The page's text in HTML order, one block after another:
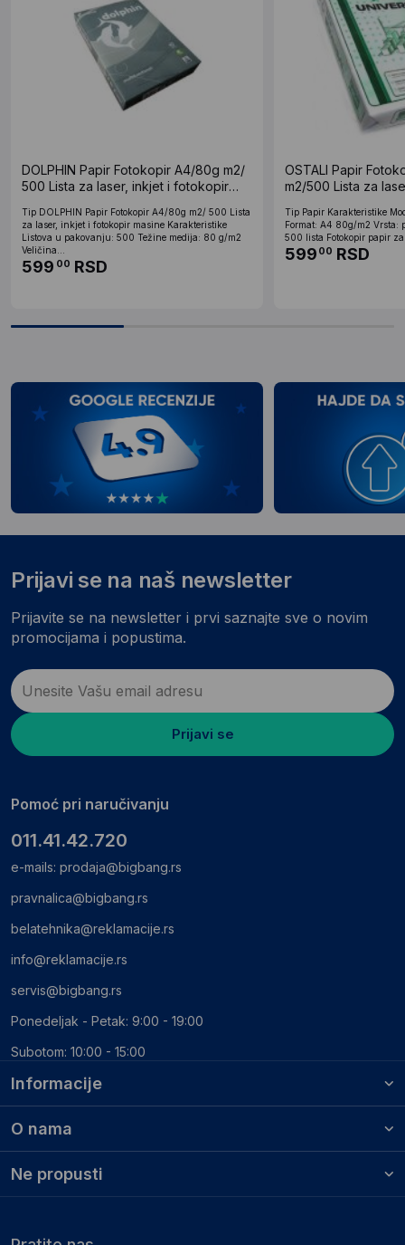
DOLPHIN Papir Fotokopir A4/80g m2/
500 Lista za laser, inkjet i fotokopir
Tip DOLPHIN Papir Fotokopir A4/80g m2/ 500 Lista
za laser, inkjet i fotokopir masine Karakteristike
Listova u pakovanju: 500 Težine medija: 80 g/m2
Veličina...
599 00 RSD
OSTALI Papir
m2/500 Lista za
Tip Papir Karakteristike
Format: A4 80g/m2 Vrsta:
500 lista Fotokopir papir
599 00 RSD
Informacije
O nama
Ne propusti
Prijavi se na naš newsletter
Prijavite se na newsletter i prvi saznajte sve o novim
promocijama i popustima.
Prijavi se
Pomoć pri naručivanju
011.41.42.720
e-mails: prodaja@bigbang.rs
pravnalica@bigbang.rs
belatehnika@reklamacije.rs
info@reklamacije.rs
servis@bigbang.rs
Ponedeljak - Petak: 9:00 - 19:00
Subotom: 10:00 - 15:00